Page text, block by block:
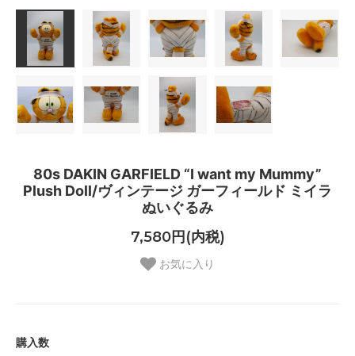
80s DAKIN GARFIELD “I want my Mummy”
Plush Doll/ヴィンテージ ガーフィールド ミイラ
ぬいぐるみ
7,580円(内税)
お気に入り
購入数